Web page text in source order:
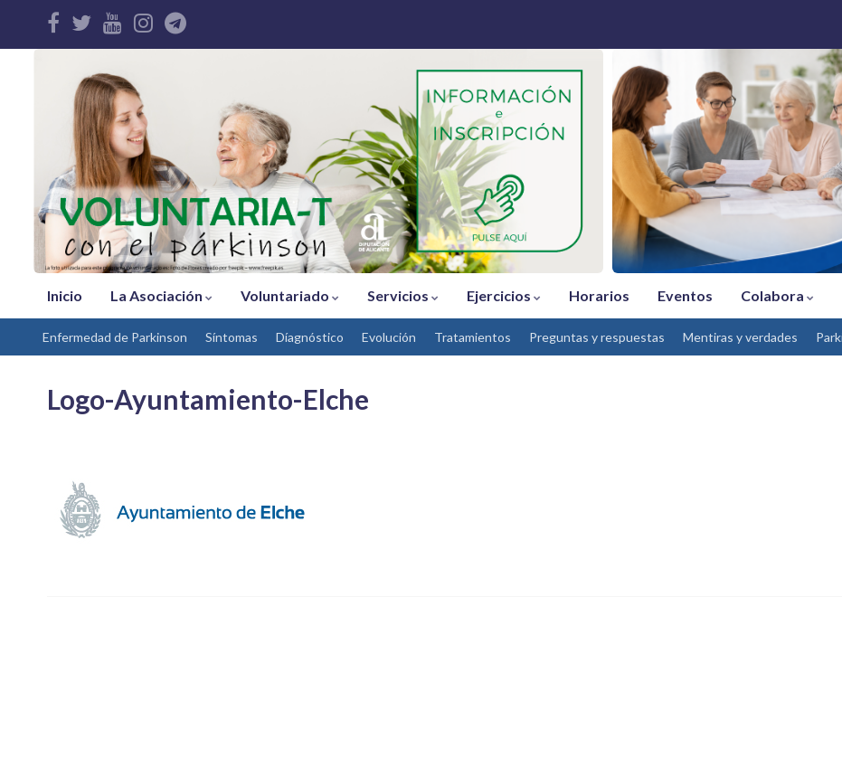
Inicio La Asociación Voluntariado Servicios Ejercicios Horarios Eventos Colabora
Enfermedad de Parkinson Síntomas Díagnóstico Evolución Tratamientos Preguntas y respuestas Mentiras y verdades
Logo-Ayuntamiento-Elche